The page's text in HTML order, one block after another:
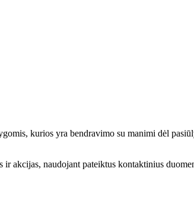
kurios yra bendravimo su manimi dėl
akcijas, naudojant pateiktus kontaktinius